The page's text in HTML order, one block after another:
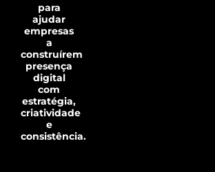
para
ajudar
empresas
a
construírem
presença
digital
com
estratégia,
criatividade
e
consistência.